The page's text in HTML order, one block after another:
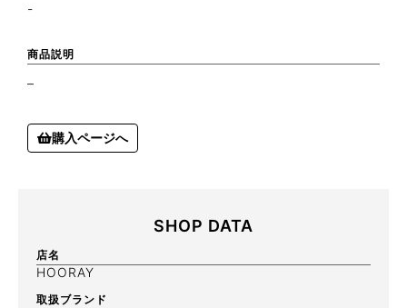
-
商品説明
–
購入ページへ
SHOP DATA
店名
HOORAY
取扱ブランド